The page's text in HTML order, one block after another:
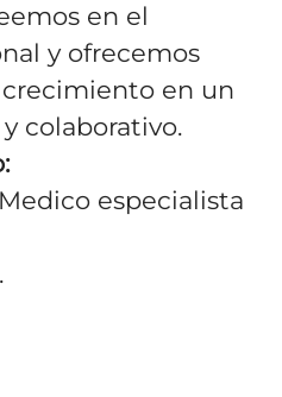
en el
y ofrecemos
en un
colaborativo.
especialista